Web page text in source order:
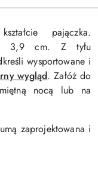
pajączka.
3,9 cm. Z tyłu
wysportowane i
wygląd. Załóż do
nocą lub na
zaprojektowana i